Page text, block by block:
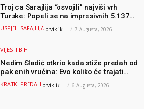
Trojica Sarajlija “osvojili” najviši vrh
Turske: Popeli se na impresivnih 5.137
metara
USPJEH SARAJLIJA prviklik - 7 Augusta, 2026
VIJESTI BIH
Nedim Sladić otkrio kada stiže predah od
paklenih vrućina: Evo koliko će trajati
osvježenje u BiH
KRATKI PREDAH prviklik - 6 Augusta, 2026